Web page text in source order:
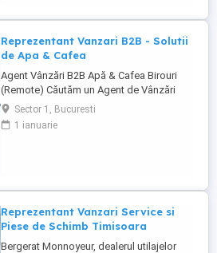
Reprezentanți de Vânzări Tehnice pentru
Reprezentant Vanzari B2B - Solutii
de Apa & Cafea
Agent Vânzări B2B Apă & Cafea Birouri
(Remote) Căutăm un Agent de Vânzări
B2B motivat, orientat spre rezultate, pentru
promovarea soluțiilor de apă și cafea
dedicate mediului office. Zonă
Sector 1, Bucuresti
1 ianuarie
Reprezentant Vanzari Service si
Piese de Schimb Timisoara
Bergerat Monnoyeur, dealerul utilajelor